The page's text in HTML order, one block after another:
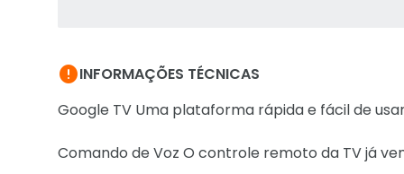
INFORMAÇÕES TÉCNICAS
Google TV Uma plataforma rápida e fácil de
Comando de Voz O controle remoto da TV já